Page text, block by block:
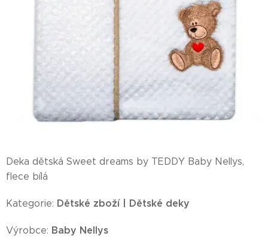
Deka dětská Sweet dreams by TEDDY Baby Nellys,
flece bílá
Kategorie: Dětské zboží | Dětské deky
Výrobce: Baby Nellys